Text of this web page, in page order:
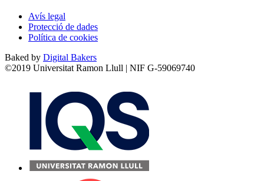
Avís legal
Protecció de dades
Política de cookies
Baked by Digital Bakers
©2019 Universitat Ramon Llull | NIF G-59069740